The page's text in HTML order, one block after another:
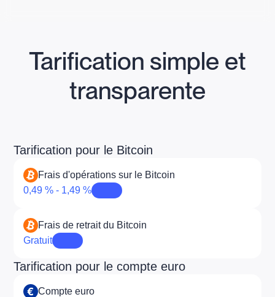
Tarification simple et
transparente
Tarification pour le Bitcoin
Frais d'opérations sur le Bitcoin
0,49 % - 1,49 %
Frais de retrait du Bitcoin
Gratuit
Tarification pour le compte euro
Compte euro